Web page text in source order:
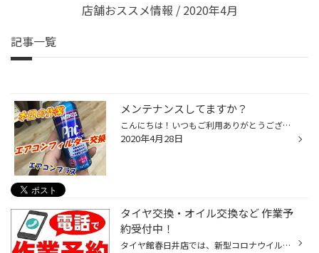
店舗おススメ情報 / 2020年4月
記事一覧
メンテナンスしてますか？
こんにちは！いつもご利用ありがとうございます。 当店では、無料点検としてオイル、バッテリーの 点検が行えます。 本日は、エアコンフィルターをご交換したのですが、 一緒に、エアコンプラスの作業も行いました。 燃費の向上や、静寂性の効果が得られます。 世間的にウイルスに敏感になっている...
2020年4月28日
タイヤ交換・オイル交換など 作業予
約受付中！
タイヤ館春日井店では、新型コロナウイルスの感染拡大の防止として 「密閉空間」「密集場所」「密接場面」の3つの「密」を避ける為に お電話１本で作業予約サービスを実施しております！ 対象となるのは ・通常のタイヤ交換 ・冬タイヤから夏タイヤへのタイヤ交換 （脱着作業） ・オイル交換 ・バッ...